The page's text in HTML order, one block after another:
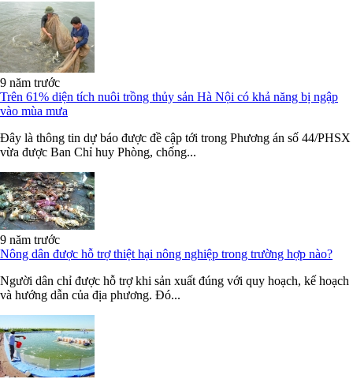
9 năm trước
Trên 61% diện tích nuôi trồng thủy sản Hà Nội có khả năng bị ngập
vào mùa mưa
Đây là thông tin dự báo được đề cập tới trong Phương án số 44/PHSX
vừa được Ban Chỉ huy Phòng, chống...
9 năm trước
Nông dân được hỗ trợ thiệt hại nông nghiệp trong trường hợp nào?
Người dân chỉ được hỗ trợ khi sản xuất đúng với quy hoạch, kế hoạch
và hướng dẫn của địa phương. Đó...